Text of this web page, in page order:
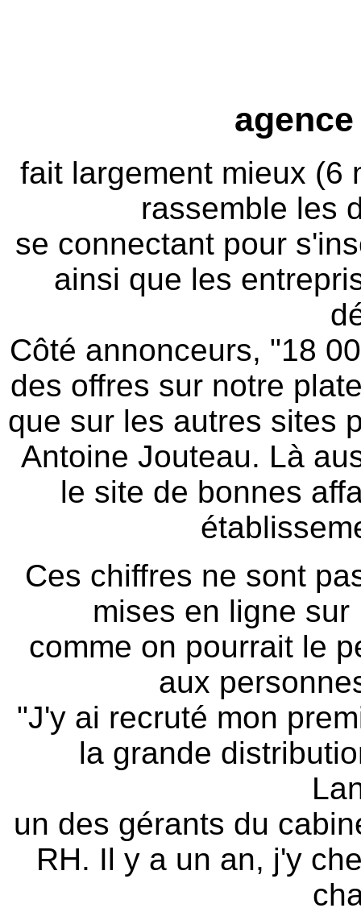
fait largement mieux (6
rassemble les
se connectant pour
ainsi que les
Côté annonceurs, "18
des offres sur notre
que sur les autres sites
Antoine Jouteau. Là
le site de bonnes
Ces chiffres ne sont
mises en ligne
comme on pourrait le
aux
"J'y ai recruté mon
la grande
un des gérants du
RH. Il y a un an, j'y